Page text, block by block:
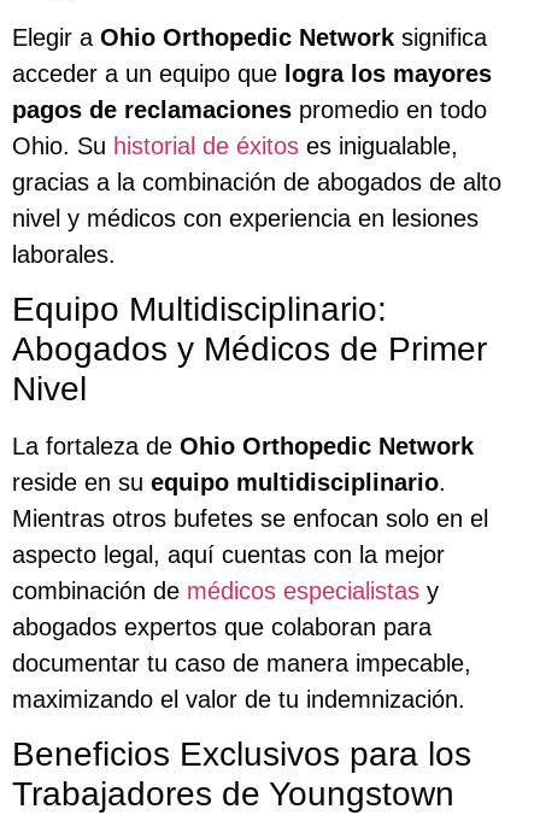
Elegir a Ohio Orthopedic Network significa
acceder a un equipo que logra los mayores
pagos de reclamaciones promedio en todo
Ohio. Su historial de éxitos es inigualable,
gracias a la combinación de abogados de alto
nivel y médicos con experiencia en lesiones
laborales.
Equipo Multidisciplinario:
Abogados y Médicos de Primer
Nivel
La fortaleza de Ohio Orthopedic Network
reside en su equipo multidisciplinario.
Mientras otros bufetes se enfocan solo en el
aspecto legal, aquí cuentas con la mejor
combinación de médicos especialistas y
abogados expertos que colaboran para
documentar tu caso de manera impecable,
maximizando el valor de tu indemnización.
Beneficios Exclusivos para los
Trabajadores de Youngstown